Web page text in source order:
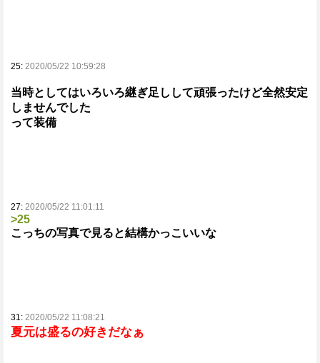
25: 2020/05/22 10:59:28
当時としてはいろいろ継ぎ足しして頑張ったけど全然安定
しませんでした
って装備
27: 2020/05/22 11:01:11
>25
こっちの写真で見ると結構かっこいいな
31: 2020/05/22 11:08:21
夏元は盛るの好きだなぁ